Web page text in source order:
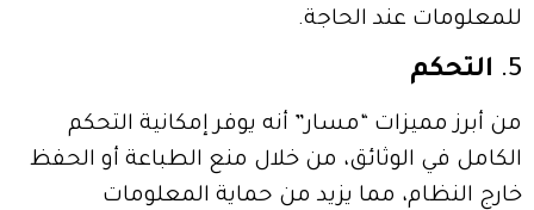
للمعلومات عند الحاجة.
5. التحكم
من أبرز مميزات “مسار” أنه يوفر إمكانية التحكم
الكامل في الوثائق، من خلال منع الطباعة أو الحفظ
خارج النظام، مما يزيد من حماية المعلومات